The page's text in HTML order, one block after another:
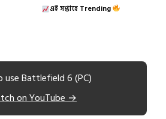
এই সপ্তাহে Trending
use Battlefield 6 (PC)
on YouTube →